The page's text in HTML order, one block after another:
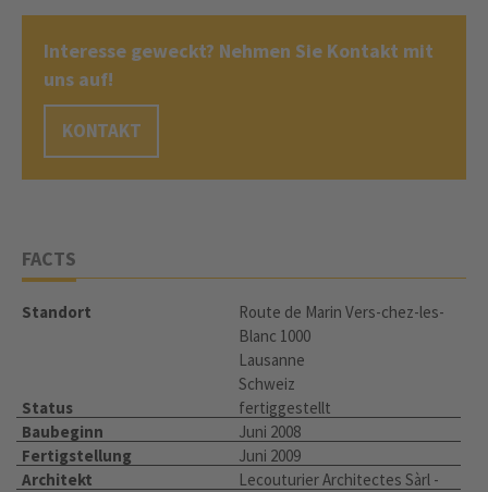
Interesse geweckt? Nehmen Sie Kontakt mit
uns auf!
KONTAKT
FACTS
Standort
Route de Marin Vers-chez-les-
Blanc 1000
Lausanne
Schweiz
Status
fertiggestellt
Baubeginn
Juni 2008
Fertigstellung
Juni 2009
Architekt
Lecouturier Architectes Sàrl -